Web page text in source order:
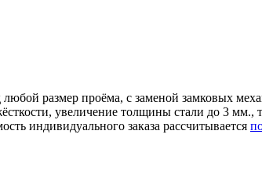
размер проёма, с заменой замковых
увеличение толщины стали до 3
индивидуального заказа рассчитывается